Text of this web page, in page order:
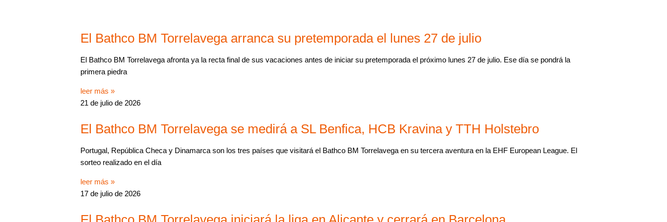
El Bathco BM Torrelavega arranca su pretemporada el lunes 27 de julio
El Bathco BM Torrelavega afronta ya la recta final de sus vacaciones antes de iniciar su pretemporada el próximo lunes 27 de julio. Ese día se pondrá la
primera piedra
leer más »
21 de julio de 2026
El Bathco BM Torrelavega se medirá a SL Benfica, HCB Kravina y TTH Holstebro
Portugal, República Checa y Dinamarca son los tres países que visitará el Bathco BM Torrelavega en su tercera aventura en la EHF European League. El
sorteo realizado en el día
leer más »
17 de julio de 2026